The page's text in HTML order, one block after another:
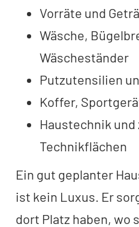
Vorräte und
Wäsche,
Wäscheständer
Putzutensilien
Koffer,
Haustechnik
Technikflächen
Ein gut geplanter
ist kein Luxus. Er
dort Platz haben, wo